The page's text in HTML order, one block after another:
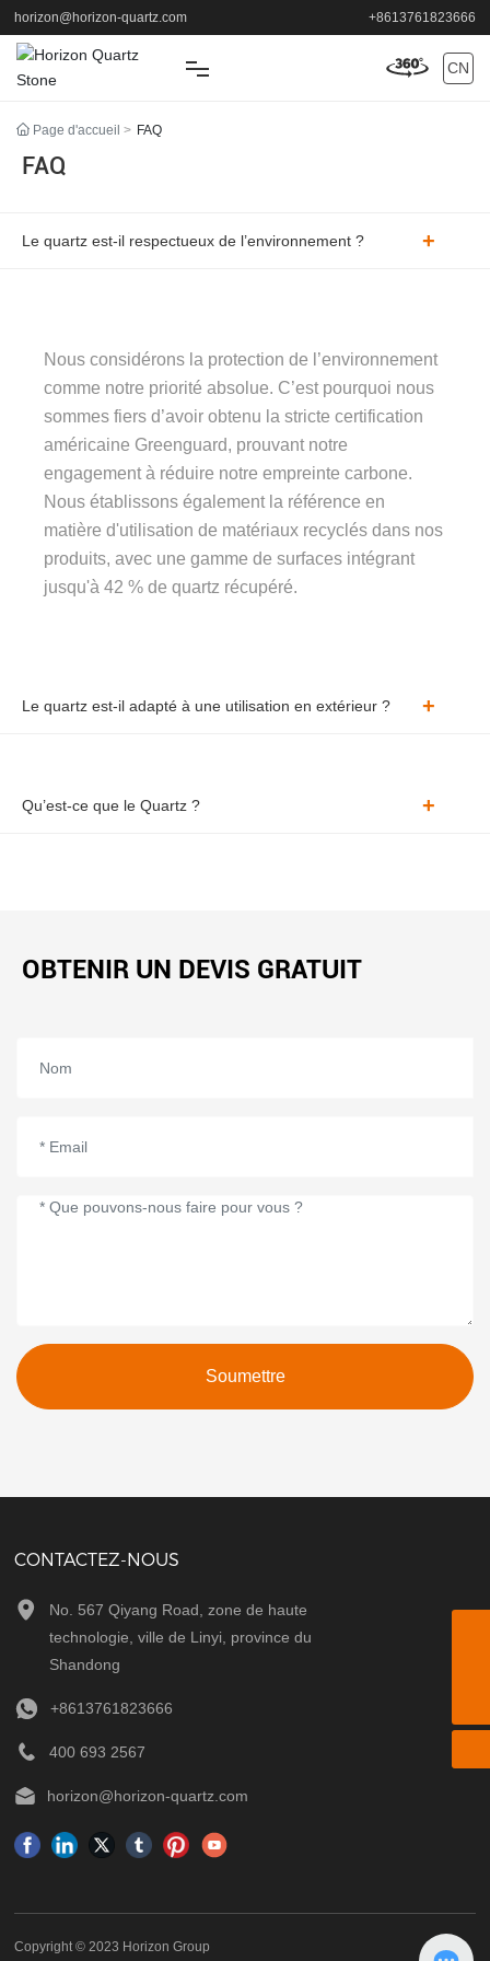
horizon@horizon-quartz.com +8613761823666
MAISON
DES PRODUITS
APPLICATION
À PROPOS
NOUVELLES
CONTACT
CN
Page d'accueil FAQ
FAQ
Le quartz est-il respectueux de l’environnement ?
Nous considérons la protection de l’environnement
comme notre priorité absolue. C’est pourquoi nous
sommes fiers d’avoir obtenu la stricte certification
américaine Greenguard, prouvant notre
engagement à réduire notre empreinte carbone.
Nous établissons également la référence en
matière d'utilisation de matériaux recyclés dans nos
produits, avec une gamme de surfaces intégrant
jusqu'à 42 % de quartz récupéré.
Le quartz est-il adapté à une utilisation en extérieur ?
Qu’est-ce que le Quartz ?
OBTENIR UN DEVIS GRATUIT
Soumettre
CONTACTEZ-NOUS
No. 567 Qiyang Road, zone de haute
technologie, ville de Linyi, province du
Shandong
+8613761823666
400 693 2567
horizon@horizon-quartz.com
Copyright © 2023 Horizon Group